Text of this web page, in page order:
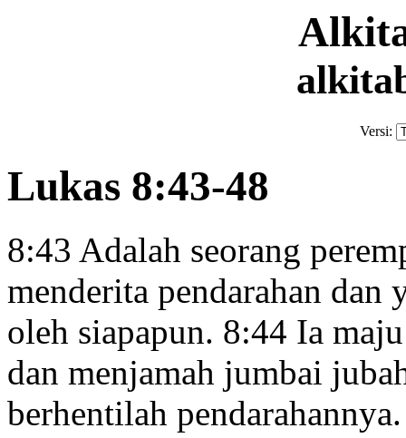
Versi:
Lukas 8:43-48
8:43 Adalah seorang
menderita pendarahan dan
oleh siapapun. 8:44 Ia
dan menjamah jumbai
berhentilah